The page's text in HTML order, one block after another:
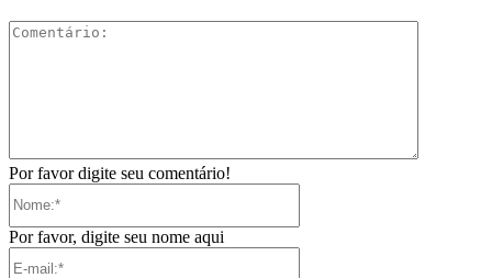
Por favor digite seu comentário!
Por favor, digite seu nome aqui